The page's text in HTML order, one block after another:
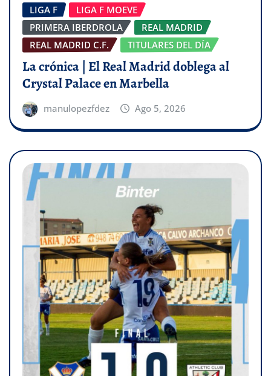
LIGA F
LIGA F MOEVE
PRIMERA IBERDROLA
REAL MADRID
REAL MADRID C.F.
TITULARES DEL DÍA
La crónica | El Real Madrid doblega al
Crystal Palace en Marbella
manulopezfdez Ago 5, 2026